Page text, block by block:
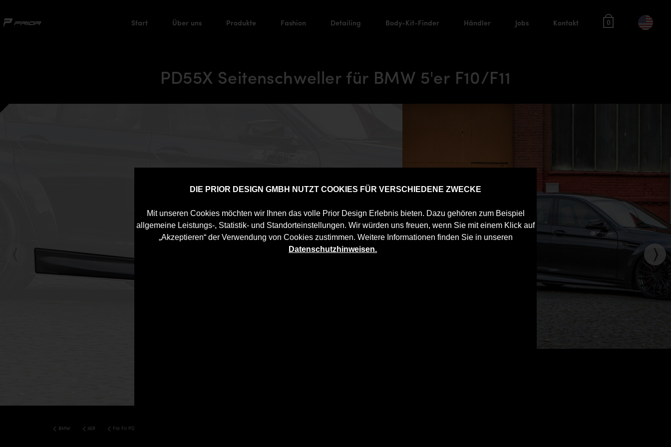
DIE PRIOR DESIGN GMBH NUTZT COOKIES FÜR VERSCHIEDENE ZWECKE
Mit unseren Cookies möchten wir Ihnen das volle Prior Design Erlebnis bieten. Dazu gehören zum Beispiel
allgemeine Leistungs-, Statistik- und Standorteinstellungen. Wir würden uns freuen, wenn Sie mit einem Klick auf
„Akzeptieren“ der Verwendung von Cookies zustimmen. Weitere Informationen finden Sie in unseren
Datenschutzhinweisen.
Start Über uns Produkte Fashion Detailing Body-Kit-Finder Händler Jobs Kontakt 0
PD55X Seitenschweller für BMW 5'er F10/F11
BMW 5ER F10 F11 PD5XX WIDEBODY KIT